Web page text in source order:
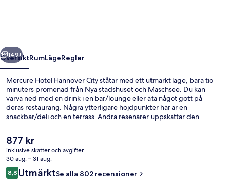
Nästa
149+
ÖversiktRumLägeRegler
Mercure Hotel Hannover City ståtar med ett utmärkt läge, bara tio
minuters promenad från Nya stadshuset och Maschsee. Du kan
varva ned med en drink i en bar/lounge eller äta något gott på
deras restaurang. Några ytterligare höjdpunkter här är en
snackbar/deli och en terrass. Andra resenärer uppskattar den
Aegidientorplatz U-Bahnstation tar det 5 minuter att gå och till
Markthall-Landtag U-Bahnstation är det 8 minuter.
Det
nuvarande
priset
är
877 kr
877 kr
inklusive skatter och avgifter
30 aug. – 31 aug.
Recensioner
8,88,8 av 10,
UtmärktSe alla 802 recensioner